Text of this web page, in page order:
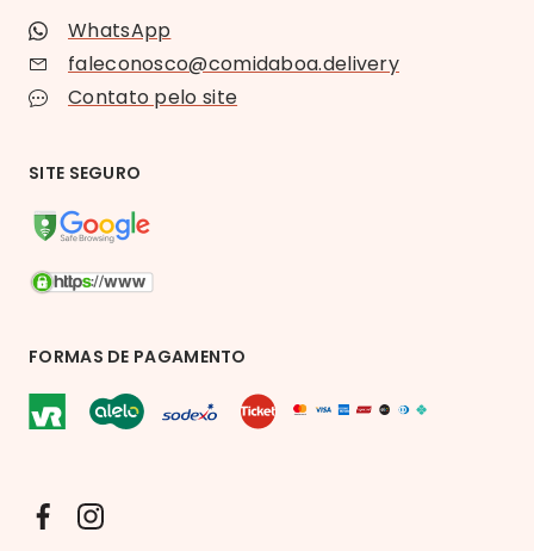
WhatsApp
faleconosco@comidaboa.delivery
Contato pelo site
SITE SEGURO
FORMAS DE PAGAMENTO